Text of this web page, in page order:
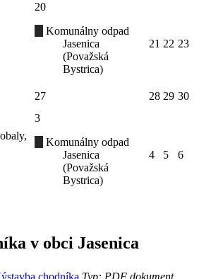
20
Komunálny odpad
Jasenica
(Považská
Bystrica)
21 22 23
27 28 29 30
3
Komunálny odpad
Jasenica
(Považská
Bystrica)
4 5 6
v obci Jasenica
chodníka Typ: PDF dokument,